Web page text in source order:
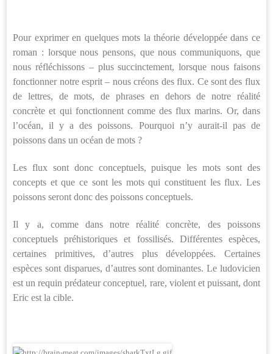
Pour exprimer en quelques mots la théorie développée dans ce
roman : lorsque nous pensons, que nous communiquons, que
nous réfléchissons – plus succinctement, lorsque nous faisons
fonctionner notre esprit – nous créons des flux. Ce sont des flux
de lettres, de mots, de phrases en dehors de notre réalité
concrète et qui fonctionnent comme des flux marins. Or, dans
l’océan, il y a des poissons. Pourquoi n’y aurait-il pas de
poissons dans un océan de mots ?
Les flux sont donc conceptuels, puisque les mots sont des
concepts et que ce sont les mots qui constituent les flux. Les
poissons seront donc des poissons conceptuels.
Il y a, comme dans notre réalité concrète, des poissons
conceptuels préhistoriques et fossilisés. Différentes espèces,
certaines primitives, d’autres plus développées. Certaines
espèces sont disparues, d’autres sont dominantes. Le ludovicien
est un requin prédateur conceptuel, rare, violent et puissant, dont
Eric est la cible.